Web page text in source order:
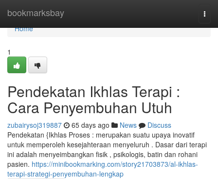
bookmarksbay
Home
Home
1
Pendekatan Ikhlas Terapi :
Cara Penyembuhan Utuh
zubairysoj319887 65 days ago News
Discuss
Pendekatan {Ikhlas Proses : merupakan suatu upaya inovatif
untuk memperoleh kesejahteraan menyeluruh . Dasar dari terapi
ini adalah menyeimbangkan fisik , psikologis, batin dan rohani
pasien. https://minibookmarking.com/story21703873/al-ikhlas-
terapi-strategi-penyembuhan-lengkap